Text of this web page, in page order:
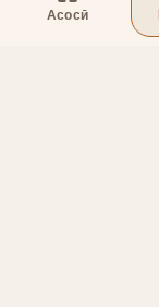
Асосӣ